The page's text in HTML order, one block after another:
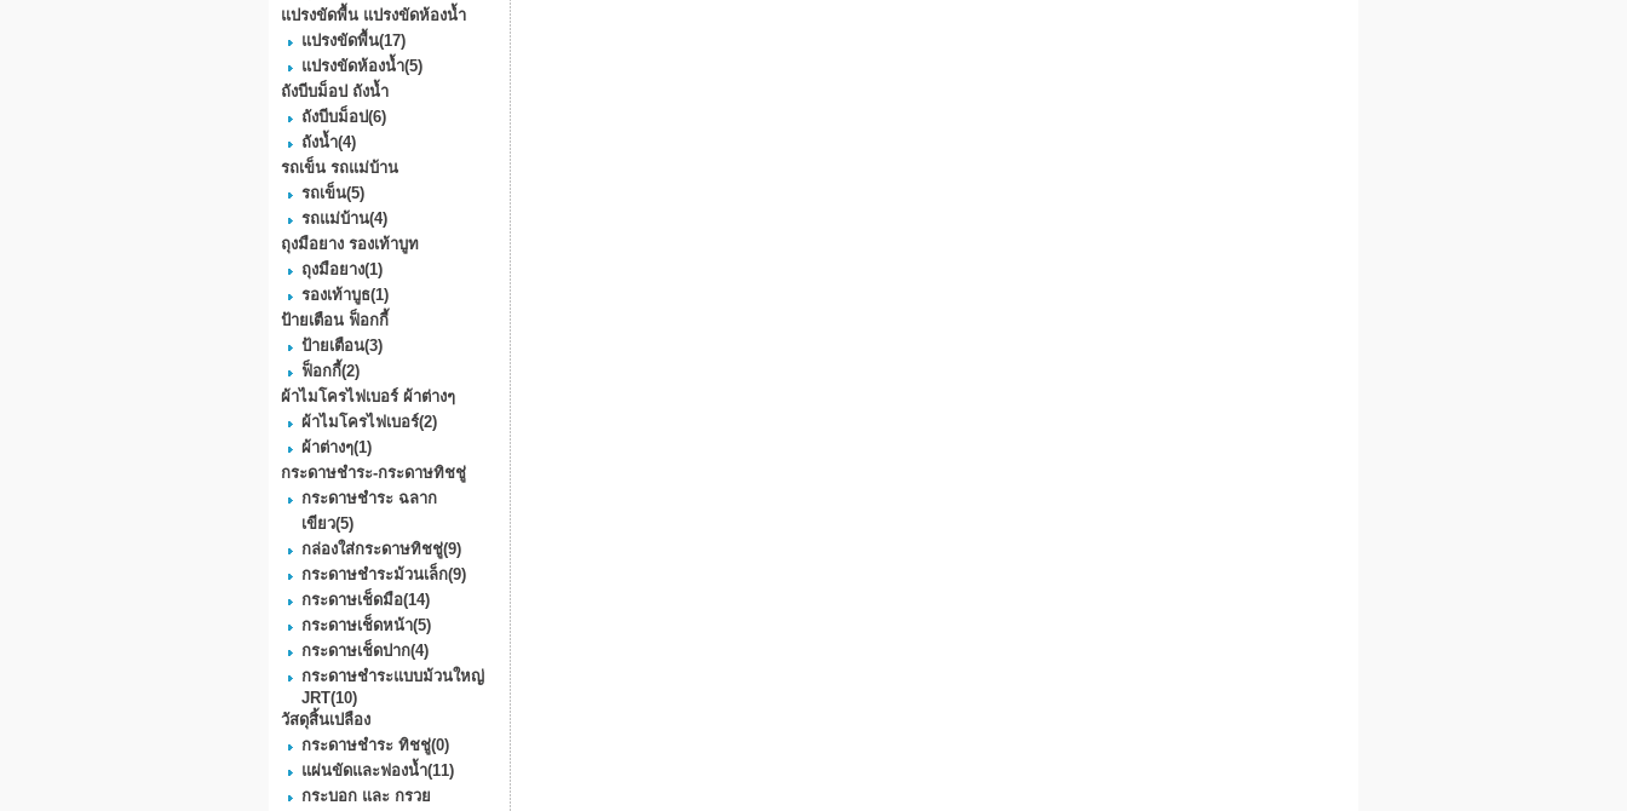
แปรงขัดพื้น แปรงขัดห้องน้ำ
แปรงขัดพื้น(17)
แปรงขัดห้องน้ำ(5)
ถังบีบม็อป ถังน้ำ
ถังบีบม็อป(6)
ถังน้ำ(4)
รถเข็น รถแม่บ้าน
รถเข็น(5)
รถแม่บ้าน(4)
ถุงมือยาง รองเท้าบูท
ถุงมือยาง(1)
รองเท้าบูธ(1)
ป้ายเตือน ฟ็อกกี้
ป้ายเตือน(3)
ฟ็อกกี้(2)
ผ้าไมโครไฟเบอร์ ผ้าต่างๆ
ผ้าไมโครไฟเบอร์(2)
ผ้าต่างๆ(1)
กระดาษชำระ-กระดาษทิชชู่
กระดาษชำระ ฉลาก
เขียว(5)
กล่องใส่กระดาษทิชชู่(9)
กระดาษชําระม้วนเล็ก(9)
กระดาษเช็ดมือ(14)
กระดาษเช็ดหน้า(5)
กระดาษเช็ดปาก(4)
กระดาษชำระแบบม้วนใหญ่
JRT(10)
วัสดุสิ้นเปลือง
กระดาษชำระ ทิชชู่(0)
แผ่นขัดและฟองน้ำ(11)
กระบอก และ กรวย